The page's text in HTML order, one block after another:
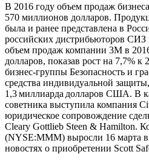
В 2016 году объем продаж
570 миллионов долларов.
была и ранее представлена в
российских дистрибьюторов
объем продаж компании 3М в
долларов, показав рост на 7,7% к
бизнес-группы Безопасность и
средства индивидуальной
1,3 миллиарда долларов США. В
советника выступила компания
юридическое сопровождение
Cleary Gottlieb Steen & Hamilton.
(NYSE:MMM) выросли 16 марта в
новостях о приобретении Scott